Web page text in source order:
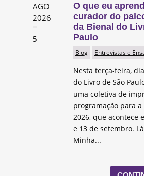
AGO
2026
5
O que eu
curador do
da Bienal do
Paulo
Blog Entrevistas e
Nesta terça-feira,
do Livro de São
uma coletiva de
programação para
2026, que acontece
e 13 de setembro.
Minha...